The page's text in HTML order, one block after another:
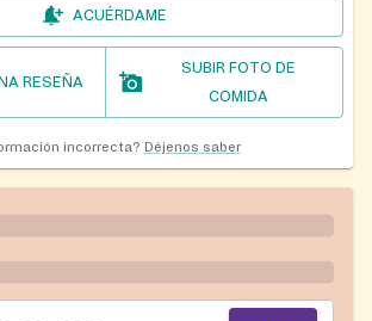
ACUÉRDAME
RESEÑA
SUBIR FOTO DE
COMIDA
incorrecta? Déjenos saber